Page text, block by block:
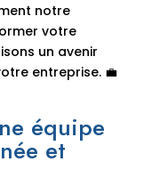
notre
votre
un avenir
entreprise. 💼
équipe
et